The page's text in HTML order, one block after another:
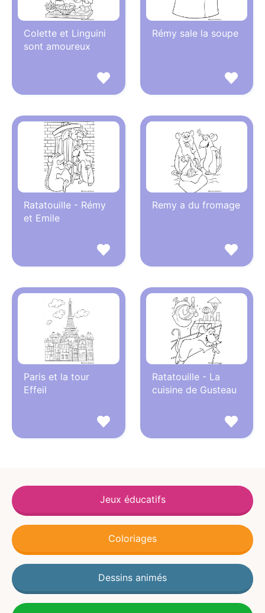
Colette et Linguini
sont amoureux
Rémy sale la soupe
Ratatouille - Rémy
et Emile
Remy a du fromage
Paris et la tour
Effeil
Ratatouille - La
cuisine de Gusteau
Jeux éducatifs
Coloriages
Dessins animés